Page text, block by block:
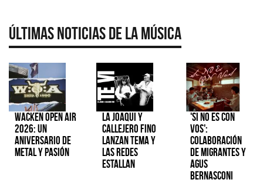
Últimas Noticias de la Música
Wacken Open Air
2026: Un
aniversario de
metal y pasión
La Joaqui y
Callejero Fino
lanzan tema y
las redes
estallan
'Si No Es Con
Vos':
colaboración
de Migrantes y
Agus
Bernasconi